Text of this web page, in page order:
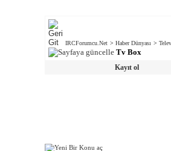
IRCForumcu.Net > Haber Dünyası >
Tv Box
Kayıt ol